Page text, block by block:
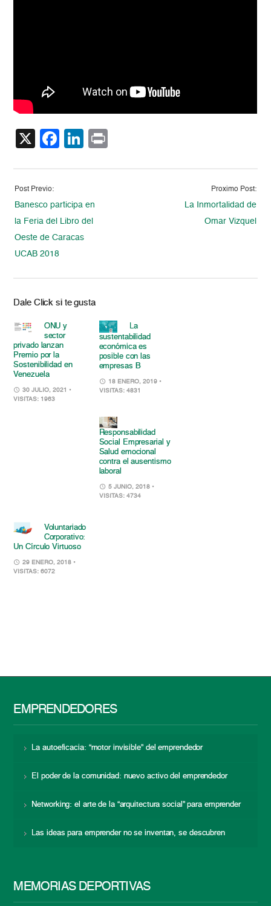
X Facebook
LinkedIn
Post Previo:
Banesco participa en
la Feria del Libro del
Oeste de Caracas
UCAB 2018
Proximo Post:
La Inmortalidad de
Omar Vizquel
Dale Click si te gusta
ONU y
sector
privado lanzan
Premio por la
Sostenibilidad en
Venezuela
30 JULIO, 2021 •
VISITAS: 1963
La
sustentabilidad
económica es
posible con las
empresas B
18 ENERO, 2019 •
VISITAS: 4831
Responsabilidad
Social Empresarial y
Salud emocional
contra el ausentismo
laboral
5 JUNIO, 2018 •
VISITAS: 4734
Voluntariado
Corporativo:
Un Círculo Virtuoso
29 ENERO, 2018 •
VISITAS: 6072
EMPRENDEDORES
La autoeficacia: “motor invisible” del emprendedor
El poder de la comunidad: nuevo activo del emprendedor
Networking: el arte de la “arquitectura social” para emprender
Las ideas para emprender no se inventan, se descubren
MEMORIAS DEPORTIVAS